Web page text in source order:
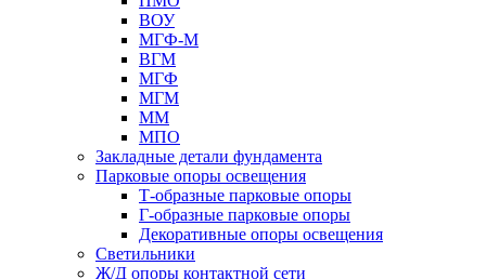
ВОУ
МГФ-М
ВГМ
МГФ
МГМ
ММ
МПО
Закладные детали фундамента
Парковые опоры освещения
Т-образные парковые опоры
Г-образные парковые опоры
Декоративные опоры освещения
Светильники
Ж/Д опоры контактной сети